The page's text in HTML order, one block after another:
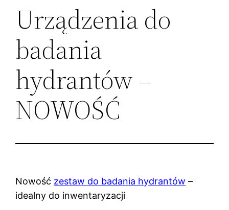
Urządzenia do
badania
hydrantów –
NOWOŚĆ
Nowość zestaw do badania hydrantów –
idealny do inwentaryzacji